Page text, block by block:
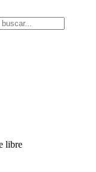
libre